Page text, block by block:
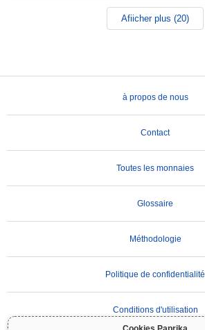
Afiicher plus (20)
à propos de nous
Contact
Toutes les monnaies
Glossaire
Méthodologie
Politique de confidentialité
Conditions d'utilisation